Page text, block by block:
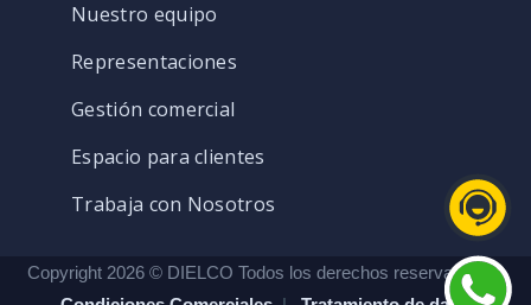
Nuestro equipo
Representaciones
Gestión comercial
Espacio para clientes
Trabaja con Nosotros
Copyright 2026 © DIELCO Todos los derechos reservados. |